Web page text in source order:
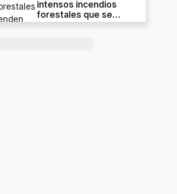
intensos incendios
forestales que se
extienden